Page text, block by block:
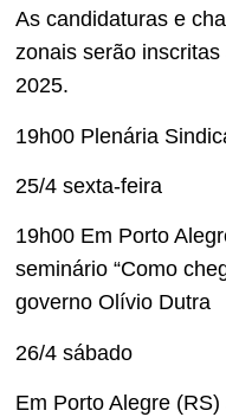
As candidaturas e
zonais serão
2025.
19h00 Plenária
25/4 sexta-feira
19h00 Em Porto
seminário “Como
governo Olívio Dutra
26/4 sábado
Em Porto Alegre